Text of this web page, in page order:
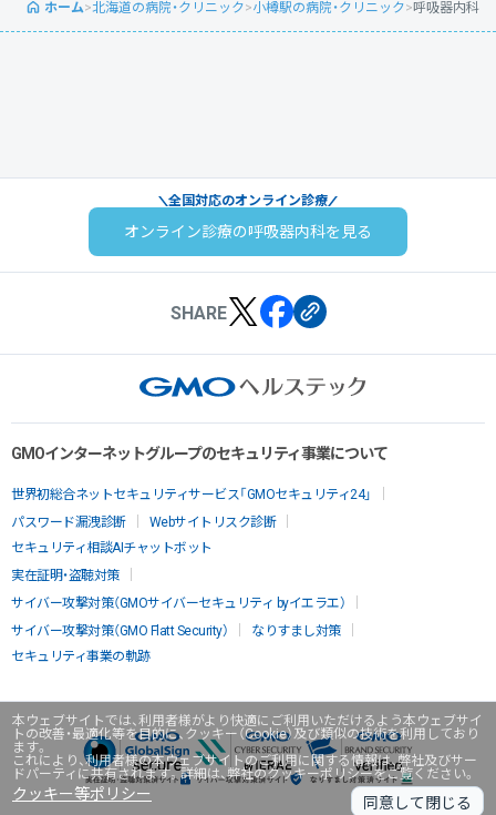
本ウェブサイトでは、利用者様がより快適にご利用いただけるよう本ウェブサイ
トの改善・最適化等を目的に、クッキー（Cookie）及び類似の技術を利用しており
ます。
これにより、利用者様の本ウェブサイトのご利用に関する情報は、弊社及びサー
ドパーティに共有されます。詳細は、弊社のクッキーポリシーをご覧ください。
クッキー等ポリシー 同意して閉じる
ホーム>北海道の病院・クリニック>小樽駅の病院・クリニック>呼吸器内科
全国対応のオンライン診療
オンライン診療の呼吸器内科を見る
SHARE
GMOインターネットグループのセキュリティ事業について
世界初総合ネットセキュリティサービス「GMOセキュリティ24」
パスワード漏洩診断
Webサイトリスク診断
セキュリティ相談AIチャットボット
実在証明・盗聴対策
サイバー攻撃対策（GMOサイバーセキュリティ byイエラエ）
サイバー攻撃対策（GMO Flatt Security）
なりすまし対策
セキュリティ事業の軌跡